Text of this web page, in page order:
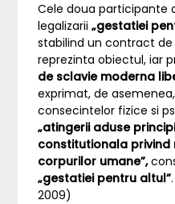
Cele doua participante
legalizarii„gestatiei
stabilind un contract
reprezinta obiectul, iar
de sclavie moderna
exprimat, de
consecintelor fizice si
„atingerii aduse
constitutionala
corpurilor umane”,
„gestatiei pentru altul”
2009)